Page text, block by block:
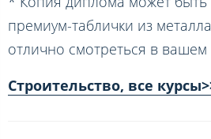
премиум-таблички из
отлично смотреться в вашем
Строительство, все